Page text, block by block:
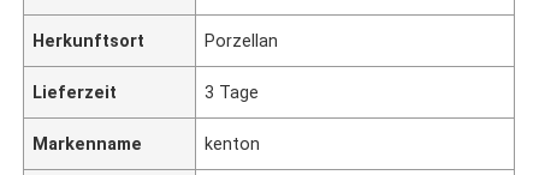
Herkunftsort Porzellan
Lieferzeit 3 Tage
Markenname kenton